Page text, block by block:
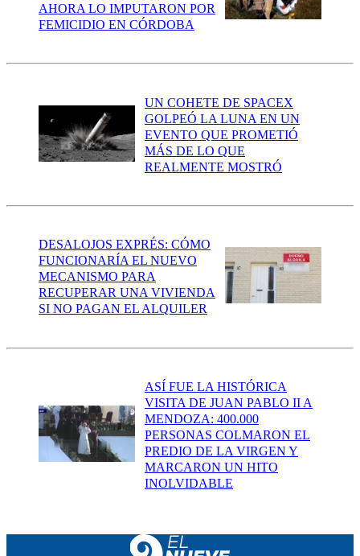
AHORA LO IMPUTARON POR
FEMICIDIO EN CÓRDOBA
UN COHETE DE SPACEX
GOLPEÓ LA LUNA EN UN
EVENTO QUE PROMETIÓ
MÁS DE LO QUE
REALMENTE MOSTRÓ
DESALOJOS EXPRÉS: CÓMO
FUNCIONARÍA EL NUEVO
MECANISMO PARA
RECUPERAR UNA VIVIENDA
SI NO PAGAN EL ALQUILER
ASÍ FUE LA HISTÓRICA
VISITA DE JUAN PABLO II A
MENDOZA: 400.000
PERSONAS COLMARON EL
PREDIO DE LA VIRGEN Y
MARCARON UN HITO
INOLVIDABLE